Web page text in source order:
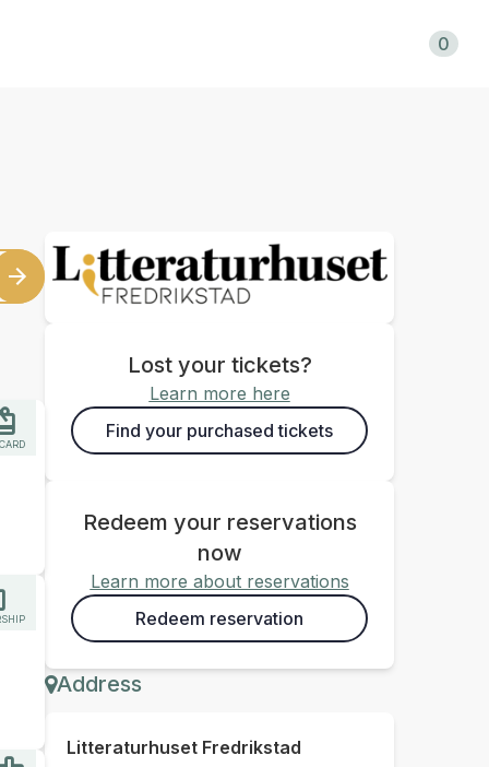
0
Lost your tickets?
Learn more here
Find your purchased tickets
Redeem your reservations
now
Learn more about reservations
Redeem reservation
Address
Litteraturhuset Fredrikstad